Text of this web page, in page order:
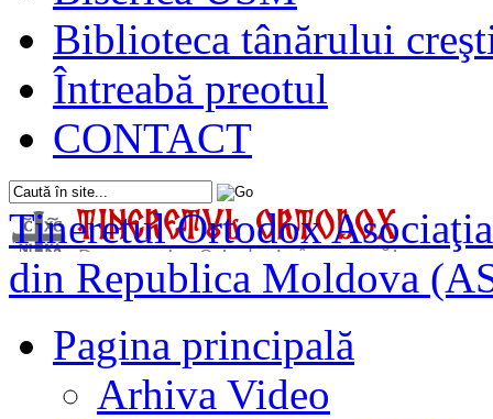
Biblioteca tânărului
Întreabă preotul
CONTACT
Tineretul Ortodox
din Republica Moldova
Pagina principală
Arhiva Video